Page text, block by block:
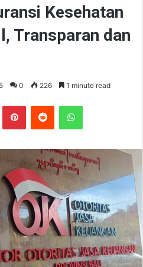
Kesehatan
Transparan dan
0 226 1 minute read